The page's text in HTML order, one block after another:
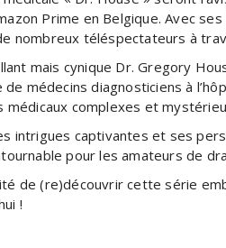
Prime en Belgique. Avec
nombreux téléspectateurs à
mais cynique Dr. Gregory
médecins diagnosticiens à
complexes et
intrigues captivantes et ses
pour les amateurs de
de (re)découvrir cette série
!